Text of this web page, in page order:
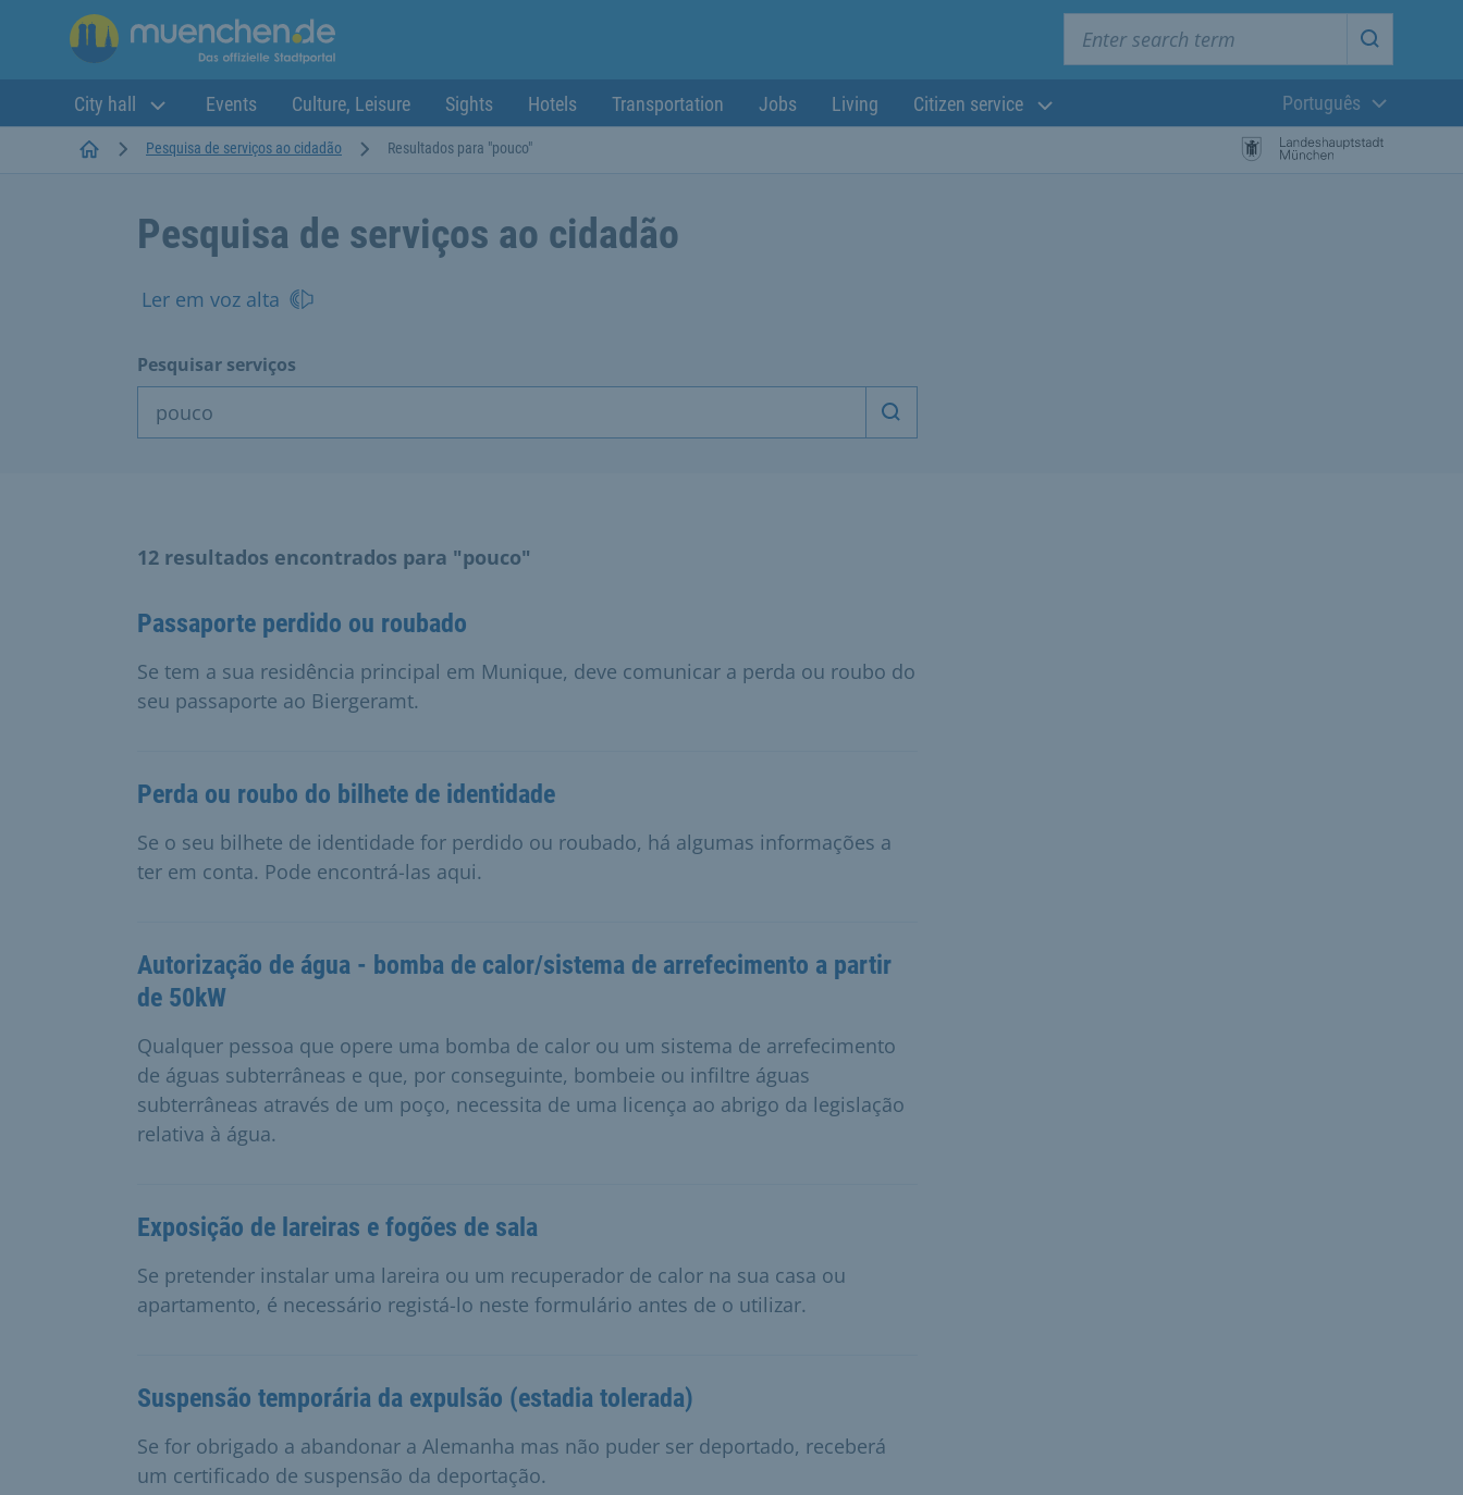
Start
City hall Events Culture, Leisure Sights Hotels Transportation Jobs Living Citizen service
Língua atual:
Português
StartseitePesquisa de serviços ao cidadão Resultados para "pouco"
Pesquisa de serviços ao cidadão
Ler em voz alta
Pesquisar serviços
Iniciar pesquisa
12 resultados encontrados para "pouco"
Passaporte perdido ou roubado
Se tem a sua residência principal em Munique, deve comunicar a perda ou roubo do
seu passaporte ao Biergeramt.
Perda ou roubo do bilhete de identidade
Se o seu bilhete de identidade for perdido ou roubado, há algumas informações a
ter em conta. Pode encontrá-las aqui.
Autorização de água - bomba de calor/sistema de arrefecimento a partir
de 50kW
Qualquer pessoa que opere uma bomba de calor ou um sistema de arrefecimento
de águas subterrâneas e que, por conseguinte, bombeie ou infiltre águas
subterrâneas através de um poço, necessita de uma licença ao abrigo da legislação
relativa à água.
Exposição de lareiras e fogões de sala
Se pretender instalar uma lareira ou um recuperador de calor na sua casa ou
apartamento, é necessário registá-lo neste formulário antes de o utilizar.
Suspensão temporária da expulsão (estadia tolerada)
Se for obrigado a abandonar a Alemanha mas não puder ser deportado, receberá
um certificado de suspensão da deportação.